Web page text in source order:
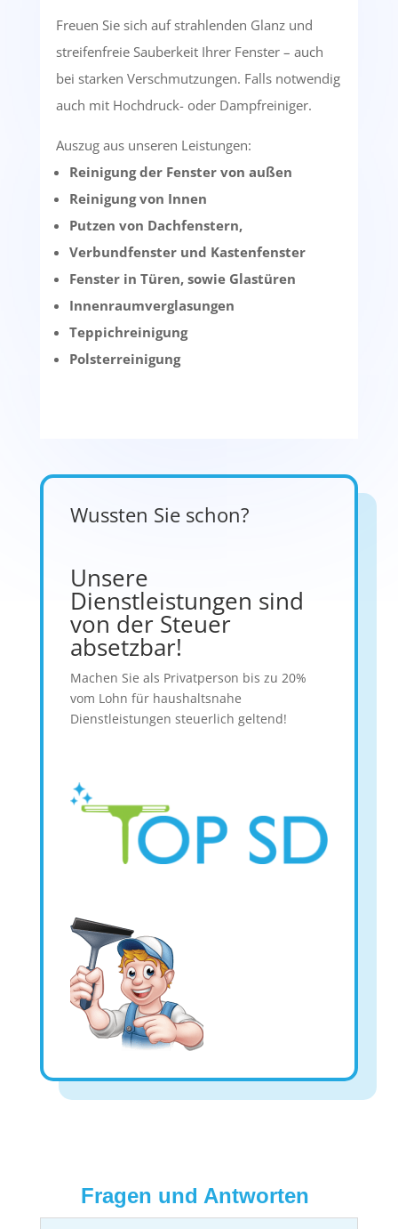
Freuen Sie sich auf strahlenden Glanz und
streifenfreie Sauberkeit Ihrer Fenster – auch
bei starken Verschmutzungen. Falls notwendig
auch mit Hochdruck- oder Dampfreiniger.
Auszug aus unseren Leistungen:
Reinigung der Fenster von außen
Reinigung von Innen
Putzen von Dachfenstern,
Verbundfenster und Kastenfenster
Fenster in Türen, sowie Glastüren
Innenraumverglasungen
Teppichreinigung
Polsterreinigung
Wussten Sie schon?
Unsere
Dienstleistungen sind
von der Steuer
absetzbar!
Machen Sie als Privatperson bis zu 20%
vom Lohn für haushaltsnahe
Dienstleistungen steuerlich geltend!
Fragen und Antworten